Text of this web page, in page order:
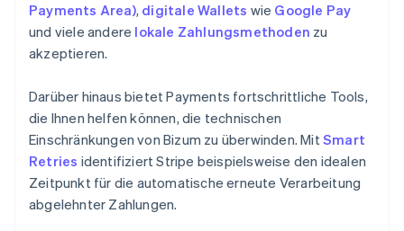
Payments Area), digitale Wallets wie Google Pay
und viele andere lokale Zahlungsmethoden zu
akzeptieren.
Darüber hinaus bietet Payments fortschrittliche Tools,
die Ihnen helfen können, die technischen
Einschränkungen von Bizum zu überwinden. MitSmart
Retries identifiziert Stripe beispielsweise den idealen
Zeitpunkt für die automatische erneute Verarbeitung
abgelehnter Zahlungen.